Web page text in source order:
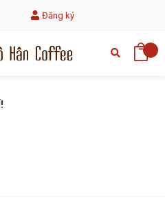
Đăng ký